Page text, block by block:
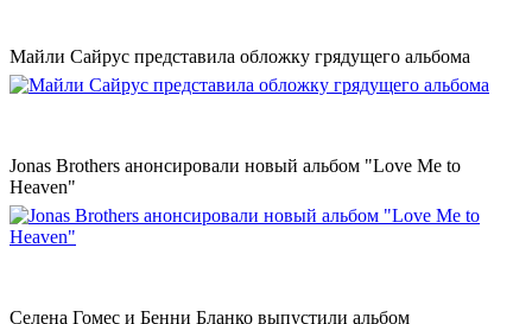
Майли Сайрус представила обложку грядущего альбома
Jonas Brothers анонсировали новый альбом "Love Me to
Heaven"
Селена Гомес и Бенни Бланко выпустили альбом